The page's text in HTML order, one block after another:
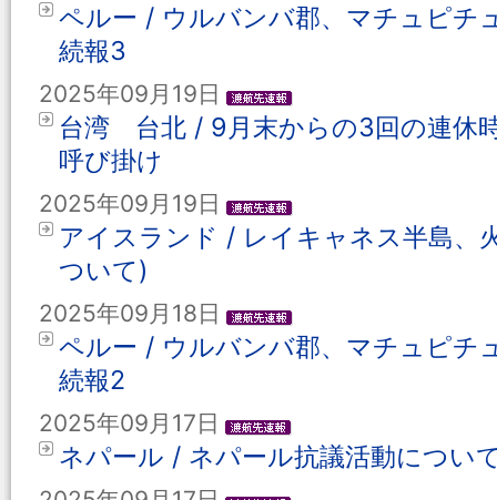
ペルー / ウルバンバ郡、マチュピチ
続報3
2025年09月19日
台湾 台北 / 9月末からの3回の連休
呼び掛け
2025年09月19日
アイスランド / レイキャネス半島、
ついて)
2025年09月18日
ペルー / ウルバンバ郡、マチュピチ
続報2
2025年09月17日
ネパール / ネパール抗議活動につい